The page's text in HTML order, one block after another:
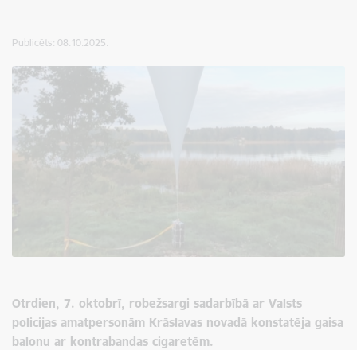
Publicēts: 08.10.2025.
Otrdien, 7. oktobrī, robežsargi sadarbībā ar Valsts
policijas amatpersonām Krāslavas novadā konstatēja gaisa
balonu ar kontrabandas cigaretēm.